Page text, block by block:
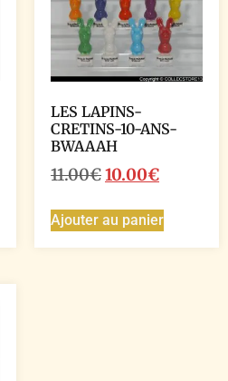
LES LAPINS-
CRETINS-10-ANS-
BWAAAH
11.00€10.00€
Ajouter au panier